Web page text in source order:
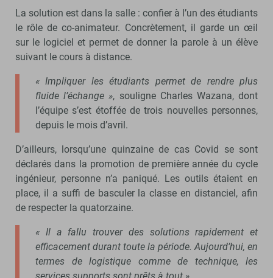
La solution est dans la salle : confier à l’un des étudiants
le rôle de co-animateur. Concrètement, il garde un œil
sur le logiciel et permet de donner la parole à un élève
suivant le cours à distance.
« Impliquer les étudiants permet de rendre plus
fluide l’échange », souligne Charles Wazana, dont
l’équipe s’est étoffée de trois nouvelles personnes,
depuis le mois d’avril.
D’ailleurs, lorsqu’une quinzaine de cas Covid se sont
déclarés dans la promotion de première année du cycle
ingénieur, personne n’a paniqué. Les outils étaient en
place, il a suffi de basculer la classe en distanciel, afin
de respecter la quatorzaine.
« Il a fallu trouver des solutions rapidement et
efficacement durant toute la période. Aujourd’hui, en
termes de logistique comme de technique, les
services supports sont prêts à tout ».